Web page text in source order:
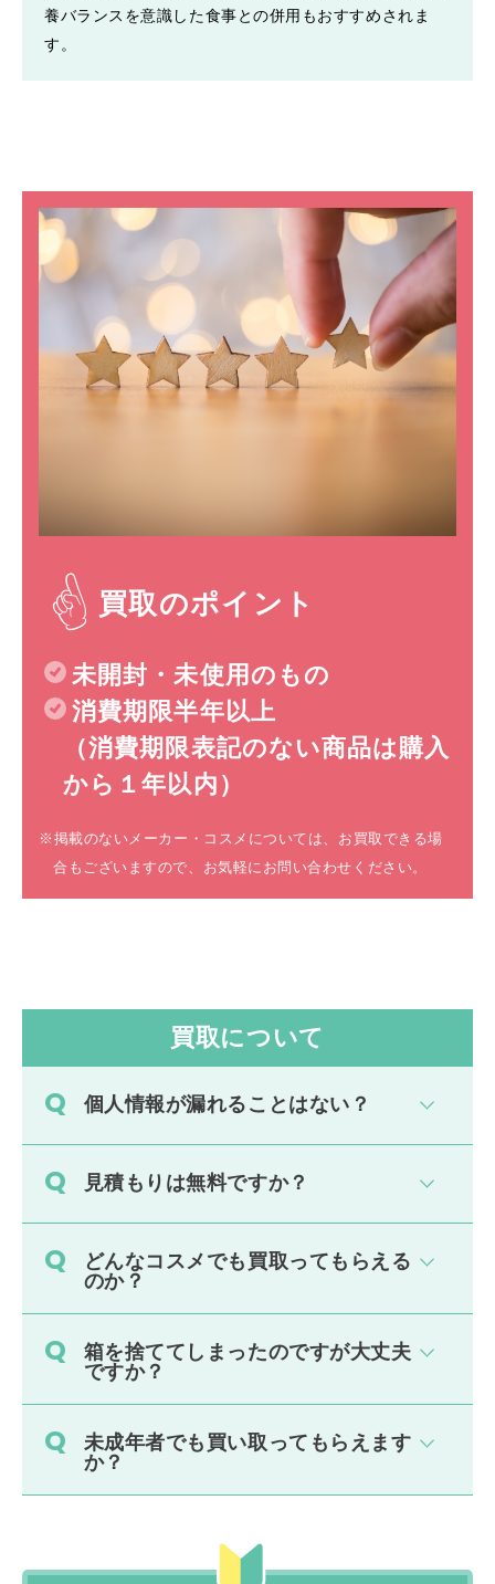
養バランスを意識した食事との併用もおすすめされま
す。
買取のポイント
未開封・未使用のもの
消費期限半年以上
（消費期限表記のない商品は購入
から１年以内）
※掲載のないメーカー・コスメについては、お買取できる場
合もございますので、お気軽にお問い合わせください。
買取について
個人情報が漏れることはない？
見積もりは無料ですか？
どんなコスメでも買取ってもらえる
のか？
箱を捨ててしまったのですが大丈夫
ですか？
未成年者でも買い取ってもらえます
か？